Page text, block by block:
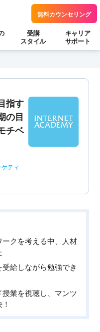
無料カウンセリング
受講
スタイル
キャリア
サポート
指す
の目
チベ
ティ
クを考える中、人材
給しながら勉強でき
業を視聴し、マンツ